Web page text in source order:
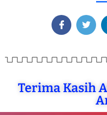
Terima Kasih